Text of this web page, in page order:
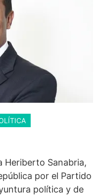
Heriberto Sanabria,
por el Partido
política y de